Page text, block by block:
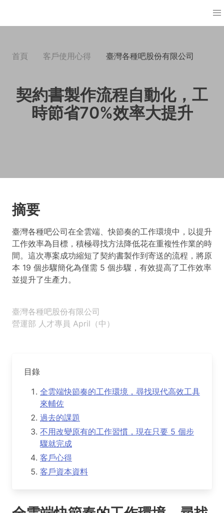
首頁 客戶使用心得 臺灣各種吧股份有限公司
契約書製作流程自動化，工
時節省70%效率大提升
摘要
臺灣各種吧公司在全雲端、快節奏的工作環境中，以提升
工作效率為目標，積極尋找方法降低花在重複性作業的時
間。這次專案成功縮短了契約書製作到寄送的流程，將原
本 19 個步驟簡化為僅需 5 個步驟，有效提高了工作效率
並提升了生產力。
臺灣各種吧股份有限公司
營運部 人才專員 April（中）
目錄
全雲端快節奏的工作環境，尋找現代高效工具
來輔佐
過去的課題
不用改變原有的工作習慣，現在只要 5 個步
驟就完成
客戶心得
客戶資本資料